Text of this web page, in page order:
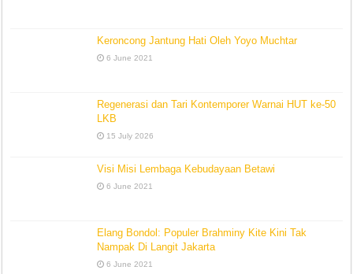
Keroncong Jantung Hati Oleh Yoyo Muchtar
6 June 2021
Regenerasi dan Tari Kontemporer Warnai HUT ke-50
LKB
15 July 2026
Visi Misi Lembaga Kebudayaan Betawi
6 June 2021
Elang Bondol: Populer Brahminy Kite Kini Tak
Nampak Di Langit Jakarta
6 June 2021